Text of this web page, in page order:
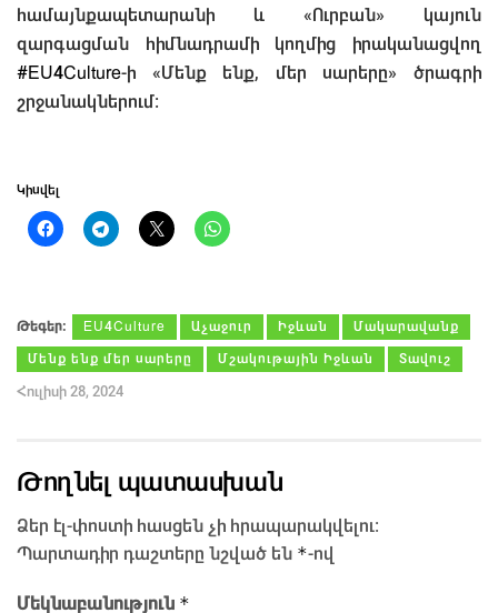
համայնքապետարանի և «Ուրբան» կայուն
զարգացման հիմնադրամի կողմից իրականացվող
#EU4Culture-ի «Մենք ենք, մեր սարերը» ծրագրի
շրջանակներում:
Կիսվել
Թեգեր։ EU4Culture Աչաջուր Իջևան Մակարավանք
Մենք ենք մեր սարերը Մշակութային Իջևան Տավուշ
Հուլիսի 28, 2024
Թողնել պատասխան
Ձեր էլ-փոստի հասցեն չի հրապարակվելու։
Պարտադիր դաշտերը նշված են *-ով
Մեկնաբանություն *